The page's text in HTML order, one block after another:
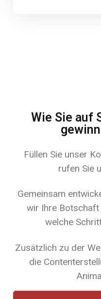
Wie Sie auf
Füllen Sie unser
rufen Sie
Gemeinsam
wir Ihre Botschaft
welche
Zusätzlich zu der
die